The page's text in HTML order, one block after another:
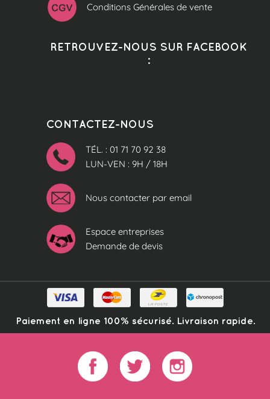
Conditions Générales de vente
RETROUVEZ-NOUS SUR FACEBOOK
:
CONTACTEZ-NOUS
TÉL. : 01 71 70 92 38
LUN-VEN : 9H / 18H
Nous contacter par email
Espace entreprises
Demande de devis
Paiement en ligne 100% sécurisé. Livraison rapide.